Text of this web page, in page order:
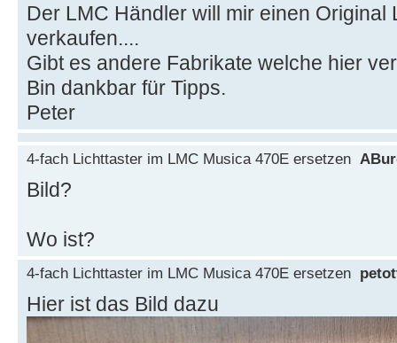
Der LMC Händler will mir einen Original
verkaufen....
Gibt es andere Fabrikate welche hier
Bin dankbar für Tipps.
Peter
4-fach Lichttaster im LMC Musica 470E ersetzen
Bild?
Wo ist?
4-fach Lichttaster im LMC Musica 470E ersetzen
Hier ist das Bild dazu